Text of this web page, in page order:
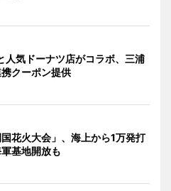
人気ドーナツ店がコラボ、三浦
クーポン提供
国花火大会」、海上から1万発打
基地開放も